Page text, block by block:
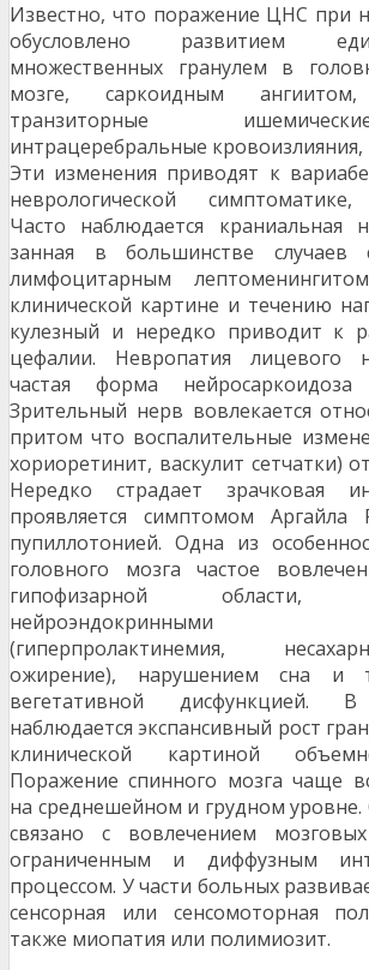
Известно, что поражение ЦНС при
обусловлено развитием
множественных гранулем в
мозге, саркоидным
транзиторные
интрацеребральные
Эти изменения приводят к
неврологической
Часто наблюдается краниальная
занная в большинстве случаев
лимфоцитарным
клинической картине и течению
кулезный и нередко приводит к
цефалии. Невропатия лицевого
частая форма нейросаркоидоза
Зрительный нерв вовлекается
притом что воспалительные
хориоретинит, васкулит сетчатки)
Нередко страдает зрачковая
проявляется симптомом Аргайла
пупиллотонией. Одна из
головного мозга частое
гипофизарной области,
нейроэндокринными
(гиперпролактинемия,
ожирение), нарушением сна и
вегетативной дисфункцией.
наблюдается экспан­сивный рост
клинической картиной
Поражение спинно­го мозга чаще
на среднешейном и грудном
связано с во­влечением
ограниченным и диффузным
процессом. У части больных
сенсор­ная или сенсомоторная
также миопатия или полимиозит.